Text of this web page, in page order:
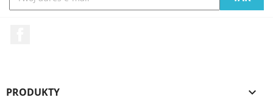
PRODUKTY 